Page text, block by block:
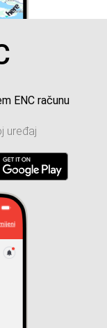
ENC računu
uređaj